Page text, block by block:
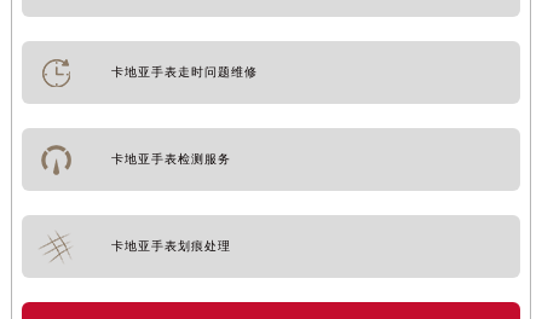
卡地亚手表走时问题维修
卡地亚手表检测服务
卡地亚手表划痕处理